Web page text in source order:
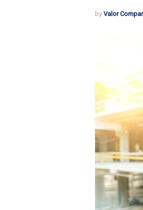
by Valor